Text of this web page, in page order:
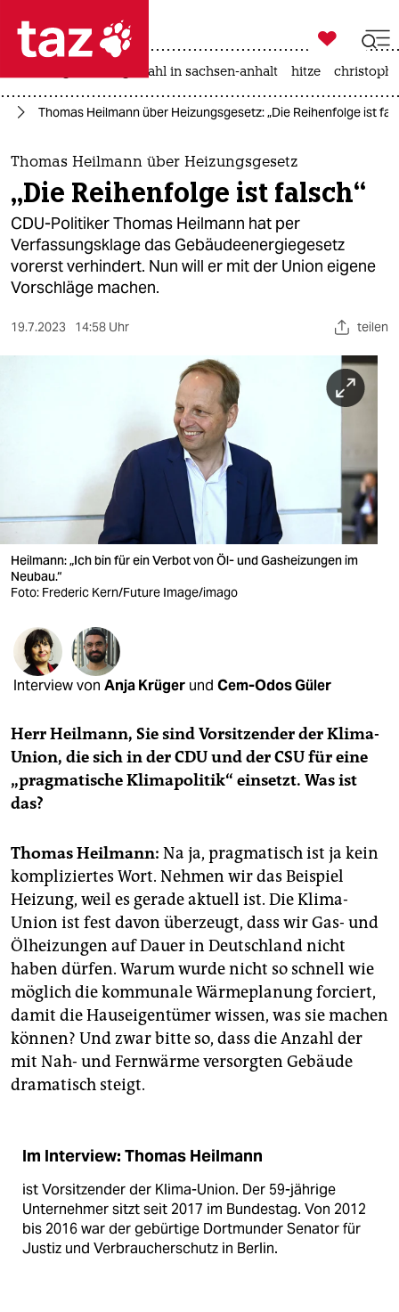
 taz zahl ich
taz zahl ich
themen
politik
öko
gesellschaft
kultur
sport
verlag
verlag
veranstaltungen
shop
fragen & hilfe
unterstützen
abo
genossenschaft
epaper login

taz zahl ich
landtagswahl in sachsen-anhalt hitze
Thomas Heilmann über Heizungsgesetz: „Die Reihenfolge ist
Thomas Heilmann über Heizungsgesetz
„Die Reihenfolge ist falsch“
CDU-Politiker Thomas Heilmann hat per
Verfassungsklage das Gebäudeenergiegesetz
vorerst verhindert. Nun will er mit der Union eigene
Vorschläge machen.
19.7.2023 14:58 Uhr teilen
Heilmann: „Ich bin für ein Verbot von Öl- und Gasheizungen im
Neubau.“
Foto: Frederic Kern/Future Image/imago
Interview von Anja Krüger und Cem-Odos Güler
Herr Heilmann, Sie sind Vorsitzender der Klima-
Union, die sich in der CDU und der CSU für eine
„pragmatische Klimapolitik“ einsetzt. Was ist
das?
Thomas Heilmann: Na ja, pragmatisch ist ja kein
kompliziertes Wort. Nehmen wir das Beispiel
Heizung, weil es gerade aktuell ist. Die Klima-
Union ist fest davon überzeugt, dass wir Gas- und
Ölheizungen auf Dauer in Deutschland nicht
haben dürfen. Warum wurde nicht so schnell wie
möglich die kommunale Wärmeplanung forciert,
damit die Hauseigentümer wissen, was sie machen
können? Und zwar bitte so, dass die Anzahl der
mit Nah- und Fernwärme versorgten Gebäude
dramatisch steigt.
Im Interview: Thomas Heilmann
ist Vorsitzender der Klima-Union. Der 59-jährige
Unternehmer sitzt seit 2017 im Bundestag. Von 2012
bis 2016 war der gebürtige Dortmunder Senator für
Justiz und Verbraucherschutz in Berlin.